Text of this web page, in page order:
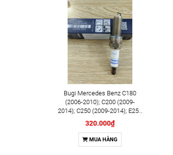
Bugi Mercedes Benz C180
(2006-2010); C200 (2009-
2014); C250 (2009-2014); E250
(2009-2013); G500 (2008-
2015); GL450 (2006-2012),
S500 (2005-2011); SLK200
(2011-2015) chính hãng Bosch
320.000₫
MUA HÀNG